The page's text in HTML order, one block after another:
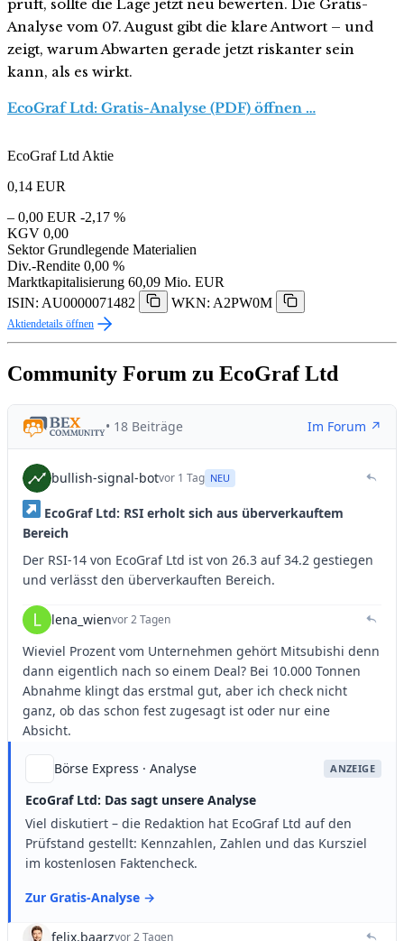
prüft, sollte die Lage jetzt neu bewerten. Die Gratis-
Analyse vom 07. August gibt die klare Antwort – und
zeigt, warum Abwarten gerade jetzt riskanter sein
kann, als es wirkt.
EcoGraf Ltd: Gratis-Analyse (PDF) öffnen …
EcoGraf Ltd Aktie
0,14 EUR
– 0,00 EUR -2,17 %
KGV 0,00
Sektor Grundlegende Materialien
Div.-Rendite 0,00 %
Marktkapitalisierung 60,09 Mio. EUR
ISIN: AU0000071482
WKN: A2PW0M
Aktiendetails öffnen
Community Forum zu EcoGraf Ltd